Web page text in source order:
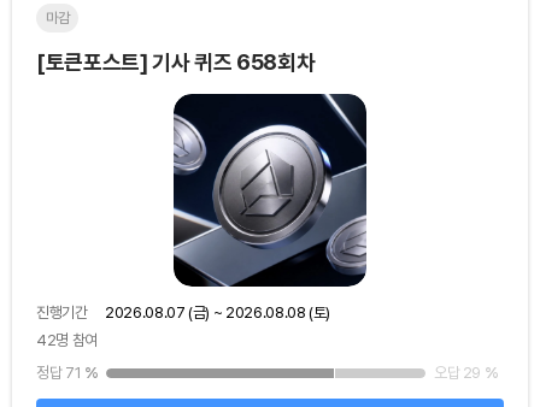
마감
[토큰포스트] 기사 퀴즈 658회차
진행기간
2026.08.07 (금) ~ 2026.08.08 (토)
42명 참여
정답 71 % 오답 29 %